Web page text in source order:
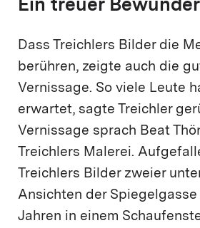
Ein treuer
Dass Treichlers Bilder die
berühren, zeigte auch die
Vernissage. So viele Leute
erwartet, sagte Treichler
Vernissage sprach Beat
Treichlers Malerei.
Treichlers Bilder zweier
Ansichten der Spiegelgasse
Jahren in einem